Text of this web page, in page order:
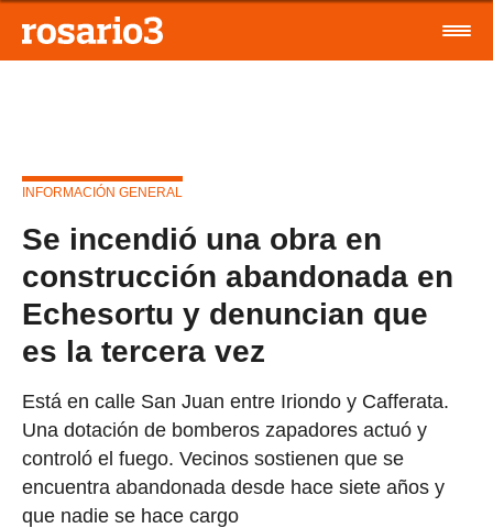
INFORMACIÓN GENERAL
Se incendió una obra en
construcción abandonada en
Echesortu y denuncian que
es la tercera vez
Está en calle San Juan entre Iriondo y Cafferata.
Una dotación de bomberos zapadores actuó y
controló el fuego. Vecinos sostienen que se
encuentra abandonada desde hace siete años y
que nadie se hace cargo